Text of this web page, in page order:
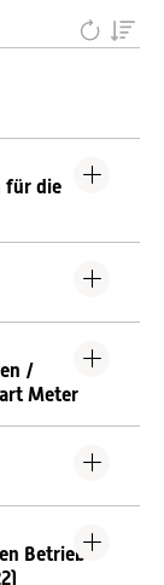
für die
/
Meter
Betrieb